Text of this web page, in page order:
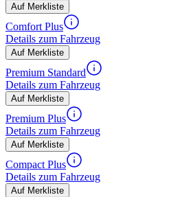
Auf Merkliste
Comfort Plus
Details zum Fahrzeug
Auf Merkliste
Premium Standard
Details zum Fahrzeug
Auf Merkliste
Premium Plus
Details zum Fahrzeug
Auf Merkliste
Compact Plus
Details zum Fahrzeug
Auf Merkliste